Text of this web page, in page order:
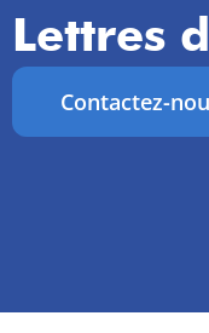
Lettres
Contactez-